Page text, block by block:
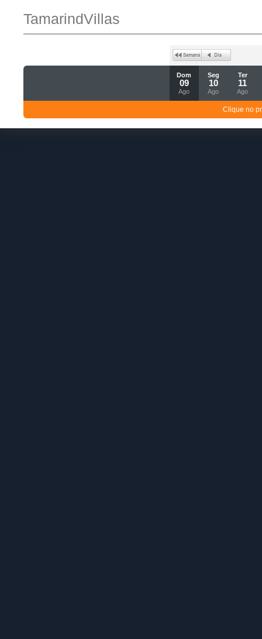
TamarindVillas
Dom
09
Ago
Seg
10
Ago
Ter
11
Ago
Clique no